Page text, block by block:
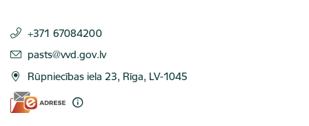
+371 67084200
E-pasts:
pasts@vvd.gov.lv
Rūpniecības iela 23, Rīga, LV-1045